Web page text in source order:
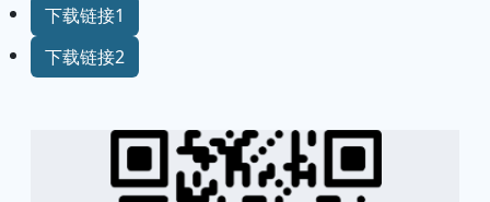
下载链接1
下载链接2